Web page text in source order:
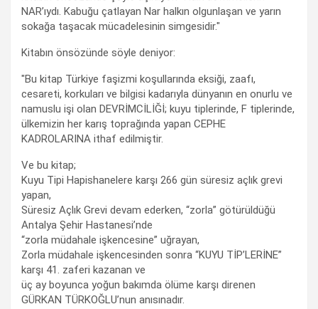
NAR’ıydı. Kabuğu çatlayan Nar halkın olgunlaşan ve yarın
sokağa taşacak mücadelesinin simgesidir."
Kitabın önsözünde söyle deniyor:
"Bu kitap Türkiye faşizmi koşullarında eksiği, zaafı,
cesareti, korkuları ve bilgisi kadarıyla dünyanın en onurlu ve
namuslu işi olan DEVRİMCİLİĞİ; kuyu tiplerinde, F tiplerinde,
ülkemizin her karış toprağında yapan CEPHE
KADROLARINA ithaf edilmiştir.
Ve bu kitap;
Kuyu Tipi Hapishanelere karşı 266 gün süresiz açlık grevi
yapan,
Süresiz Açlık Grevi devam ederken, “zorla” götürüldüğü
Antalya Şehir Hastanesi’nde
“zorla müdahale işkencesine” uğrayan,
Zorla müdahale işkencesinden sonra “KUYU TİP’LERİNE”
karşı 41. zaferi kazanan ve
üç ay boyunca yoğun bakımda ölüme karşı direnen
GÜRKAN TÜRKOĞLU’nun anısınadır.